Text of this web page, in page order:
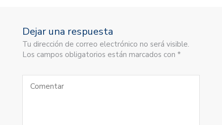
Dejar una respuesta
Tu dirección de correo electrónico no será visible.
Los campos obligatorios están marcados con *